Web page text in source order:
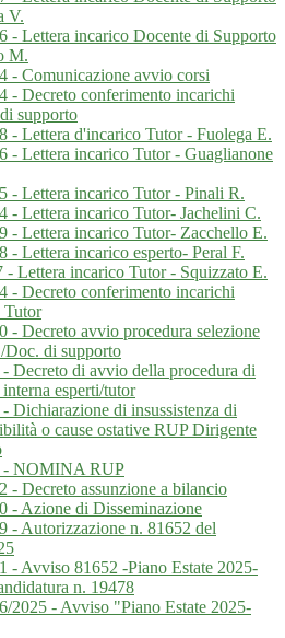
V.
- Lettera incarico Docente di Supporto
M.
- Comunicazione avvio corsi
- Decreto conferimento incarichi
supporto
- Lettera d'incarico Tutor - Fuolega E.
- Lettera incarico Tutor - Guaglianone
- Lettera incarico Tutor - Pinali R.
- Lettera incarico Tutor- Jachelini C.
- Lettera incarico Tutor- Zacchello E.
- Lettera incarico esperto- Peral F.
- Lettera incarico Tutor - Squizzato E.
- Decreto conferimento incarichi
Tutor
- Decreto avvio procedura selezione
di supporto
Decreto di avvio della procedura di
esperti/tutor
Dichiarazione di insussistenza di
o cause ostative RUP Dirigente
- NOMINA RUP
- Decreto assunzione a bilancio
- Azione di Disseminazione
- Autorizzazione n. 81652 del
- Avviso 81652 -Piano Estate 2025-
n. 19478
2025 - Avviso "Piano Estate 2025-